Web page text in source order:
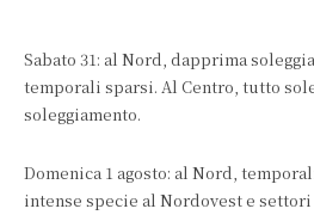
Sabato 31: al Nord, dapprima
temporali sparsi. Al Centro, tutto
soleggiamento.
Domenica 1 agosto: al Nord,
intense specie al Nordovest e